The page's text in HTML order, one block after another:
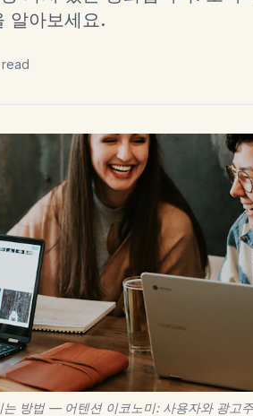
알아보세요.
read
방법 — 어텐션 이코노미: 사용자와 광고